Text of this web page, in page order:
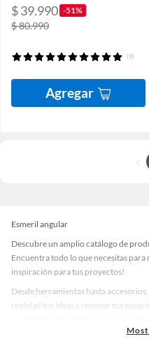
$ 39.990 -51%
$ 80.990
(9)
Agregar
Esmeril angular
Descubre un amplio catálogo de
Encuentra todo lo que necesitas
inspiración para tus proyectos!
Desde herramientas hasta
realidad tus ideas y renovar tus
accesorios de calidad que te